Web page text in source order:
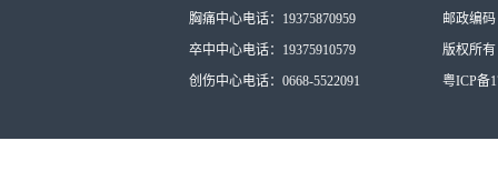
胸痛中心电话：19375870959
卒中中心电话：19375910579
创伤中心电话：0668-5522091
邮政编码
版权所
粤ICP备